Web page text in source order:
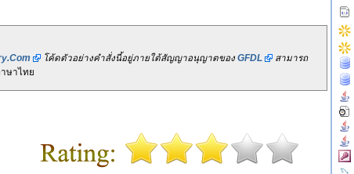
โค้ดตัวอย่างคำสั่งนี้อยู่ภายใต้สัญญาอนุญาตของGFDL
สามารถ
ษาไทย